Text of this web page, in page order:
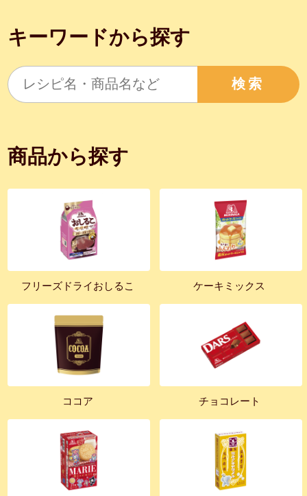
キーワードから探す
検索
商品から探す
フリーズドライおしるこ ケーキミックス
ココア チョコレート